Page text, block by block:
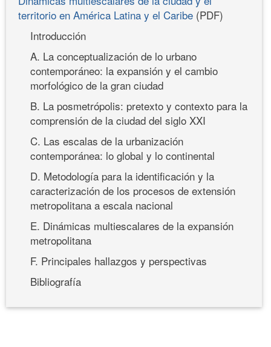
territorio en América Latina y el Caribe (PDF)
Introducción
A. La conceptualización de lo urbano
contemporáneo: la expansión y el cambio
morfológico de la gran ciudad
B. La posmetrópolis: pretexto y contexto para la
comprensión de la ciudad del siglo XXI
C. Las escalas de la urbanización
contemporánea: lo global y lo continental
D. Metodología para la identificación y la
caracterización de los procesos de extensión
metropolitana a escala nacional
E. Dinámicas multiescalares de la expansión
metropolitana
F. Principales hallazgos y perspectivas
Bibliografía